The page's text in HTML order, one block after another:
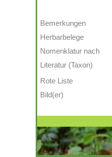
Bemerkungen
Herbarbelege
Nomenklatur nach
Literatur (Taxon)
Rote Liste
Bild(er)